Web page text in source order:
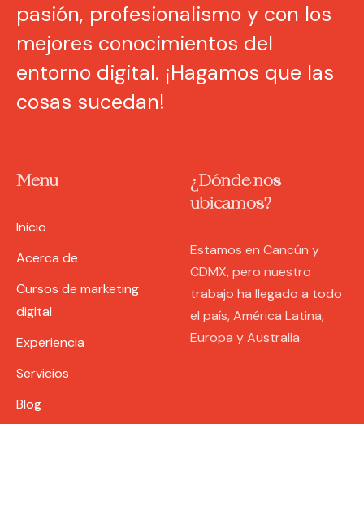
pasión, profesionalismo y con los
mejores conocimientos del
entorno digital. ¡Hagamos que las
cosas sucedan!
Menu
Inicio
Acerca de
Cursos de marketing
digital
Experiencia
Servicios
Blog
¿Dónde nos
ubicamos?
Estamos en Cancún y
CDMX, pero nuestro
trabajo ha llegado a todo
el país, América Latina,
Europa y Australia.